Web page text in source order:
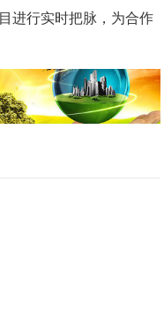
进行实时把脉，为合作